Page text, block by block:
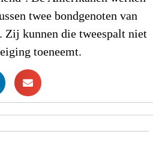
twee bondgenoten van
Zij kunnen die tweespalt niet
toeneemt.